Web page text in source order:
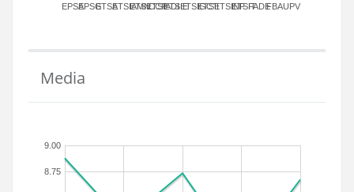
EPSAEPSGETSAETSIAMN
ETSICCP
ETSIADI
ETSIEETSIGCT
ETSIIETSINFETSITFADEFBAUPV
Media
8.75
9.00